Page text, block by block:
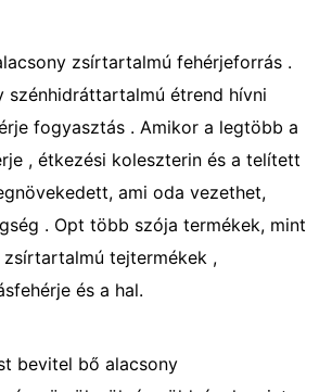
zsírtartalmú fehérjeforrás .
szénhidráttartalmú étrend hívni
fogyasztás . Amikor a legtöbb a
, étkezési koleszterin és a telített
ami oda vezethet,
. Opt több szója termékek, mint
tejtermékek ,
és a hal.
bevitel bő alacsony